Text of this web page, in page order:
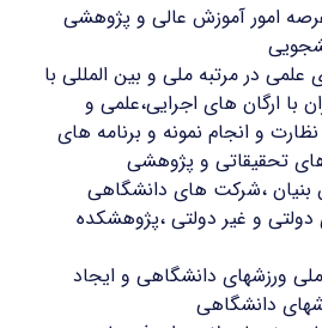
امور آموزش عالی و پژوهشی
در مرتبه ملی و بین المللی با
با ارگان های اجرایی،علمی و
و انجام نمونه و برنامه های
تحقیقاتی و پژوهشی
،شرکت های دانشگاهی
دولتی و غیر دولتی ،پژوهشکده
ورزشهای دانشگاهی و ایجاد
دانشگاهی